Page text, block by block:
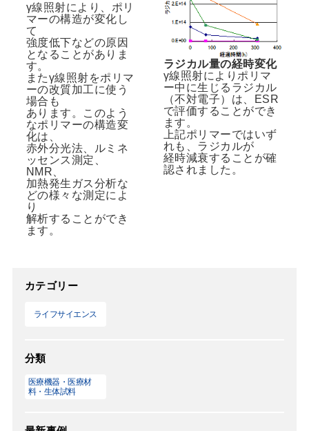
γ線照射により、ポリ
マーの構造が変化し
て
強度低下などの原因
となることがありま
す。
またγ線照射をポリマ
ーの改質加工に使う
場合も
あります。このよう
なポリマーの構造変
化は、
赤外分光法、ルミネ
ッセンス測定、
NMR、
加熱発生ガス分析な
どの様々な測定によ
り
解析することができ
ます。
ラジカル量の経時変化
γ線照射によりポリマ
ー中に生じるラジカル
（不対電子）は、ESR
で評価することができ
ます。
上記ポリマーではいず
れも、ラジカルが
経時減衰することが確
認されました。
カテゴリー
ライフサイエンス
分類
医療機器・医療材
料・生体試料